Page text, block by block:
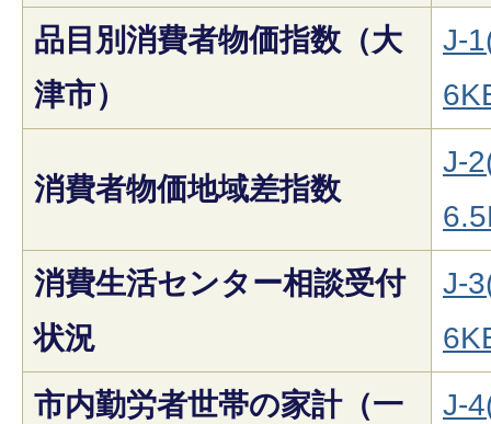
品目別消費者物価指数（大
津市）
J-
消費者物価地域差指数
J-
消費生活センター相談受付
状況
J-
市内勤労者世帯の家計（一
J-